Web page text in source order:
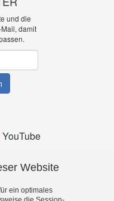
und die
damit
YouTube
Online Shop
Website
ein optimales